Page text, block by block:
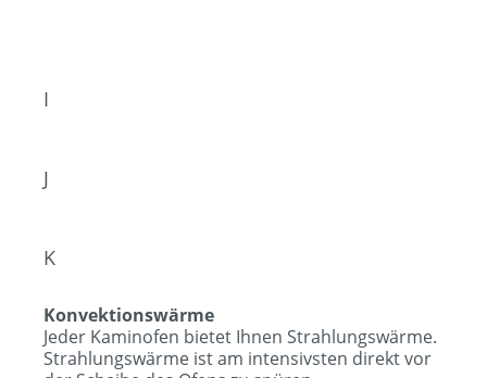
I
J
K
Konvektionswärme
Jeder Kaminofen bietet Ihnen Strahlungswärme.
Strahlungswärme ist am intensivsten direkt vor